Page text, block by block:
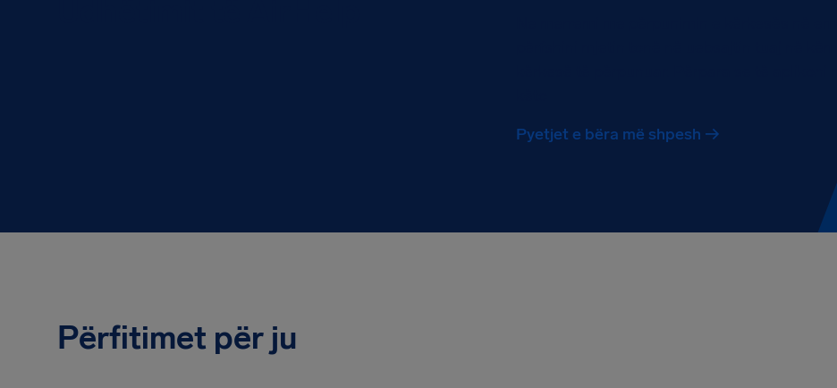
Ne merremi me përpunimin e kërkesës në
përfshini mjetin tonë në uebsajtin tuaj në
kërkesë të përpunuar. Përpara se të
Pyetjet e bëra më shpesh →
Përfitimet për ju